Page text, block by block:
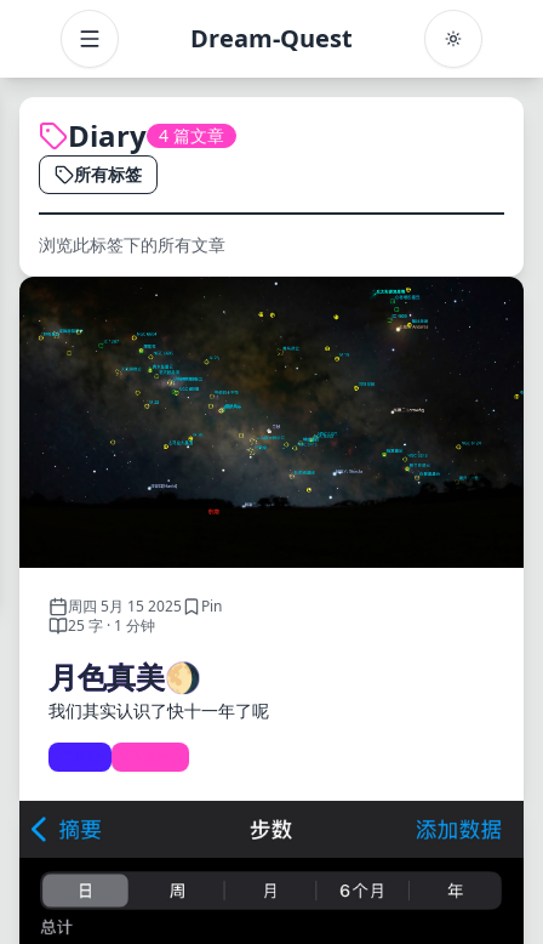
Toggle menu Dream-Quest
Diary 4 篇文章
所有标签
浏览此标签下的所有文章
周四 5月 15 2025
Pin
25 字 · 1 分钟
月色真美🌖
我们其实认识了快十一年了呢